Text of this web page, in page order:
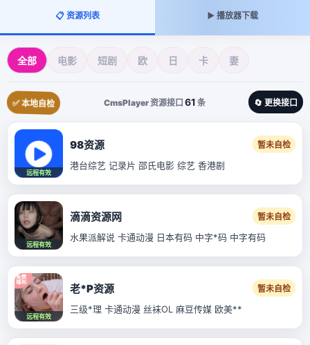
📋 资源列表 ▶️ 播放器下载
全部 电影 短剧 欧 日 卡 妻
✅ 本地自检 CmsPlayer 资源接口 61 条 🔄 更换接口
远程有效
98资源 暂未自检
港台综艺 记录片 邵氏电影 综艺 香港剧
远程有效
滴滴资源网 暂未自检
水果派解说 卡通动漫 日本有码 中字*码 中字有码
远程有效
老*P资源 暂未自检
三级*理 卡通动漫 丝袜OL 麻豆传媒 欧美**